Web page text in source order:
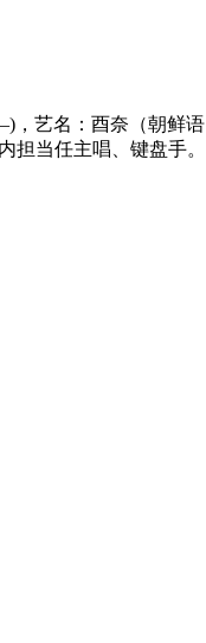
，艺名：酉奈（朝鲜
担当任主唱、键盘手。